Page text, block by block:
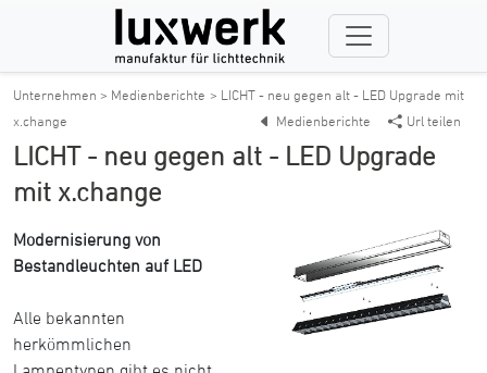
Unternehmen > Medienberichte > LICHT - neu gegen alt - LED Upgrade mit
x.change
Url teilen
Medienberichte
LICHT - neu gegen alt - LED Upgrade
mit x.change
Modernisierung von
Bestandleuchten auf LED
Alle bekannten
herkömmlichen